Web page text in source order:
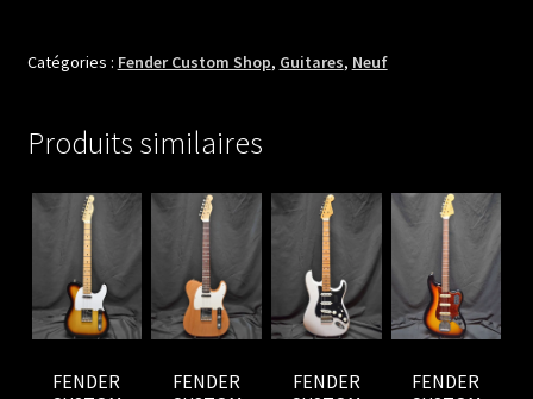
SHOP
TELECASTER
Catégories : Fender Custom Shop, Guitares, Neuf
Produits similaires
FENDER
FENDER
FENDER
FENDER